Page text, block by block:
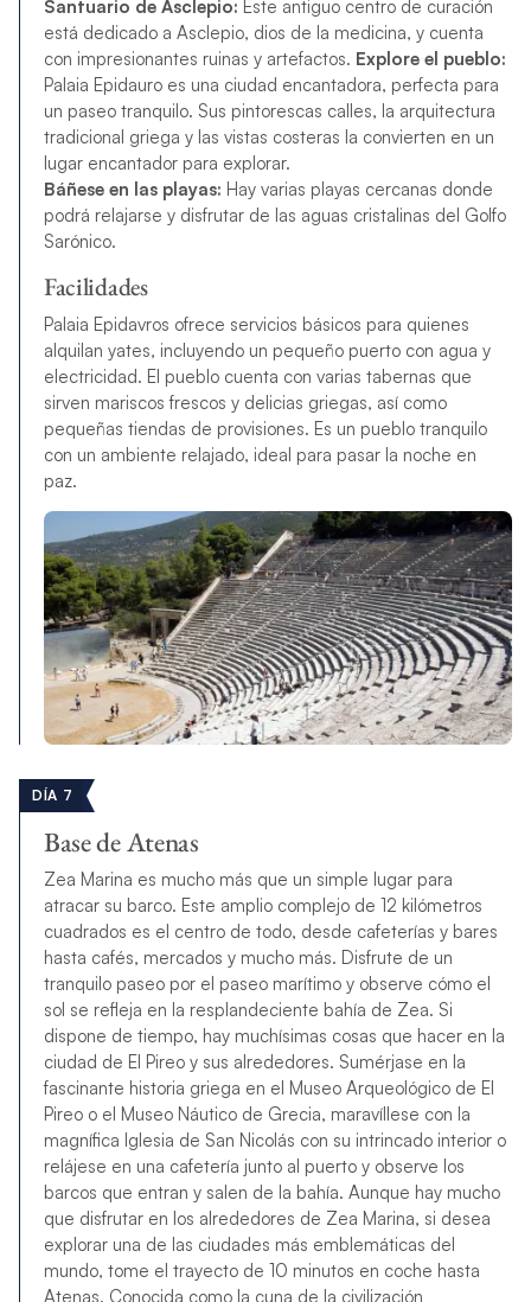
Santuario de Asclepio: Este antiguo centro de curación
está dedicado a Asclepio, dios de la medicina, y cuenta
con impresionantes ruinas y artefactos. Explore el pueblo:
Palaia Epidauro es una ciudad encantadora, perfecta para
un paseo tranquilo. Sus pintorescas calles, la arquitectura
tradicional griega y las vistas costeras la convierten en un
lugar encantador para explorar.
Báñese en las playas: Hay varias playas cercanas donde
podrá relajarse y disfrutar de las aguas cristalinas del Golfo
Sarónico.
Facilidades
Palaia Epidavros ofrece servicios básicos para quienes
alquilan yates, incluyendo un pequeño puerto con agua y
electricidad. El pueblo cuenta con varias tabernas que
sirven mariscos frescos y delicias griegas, así como
pequeñas tiendas de provisiones. Es un pueblo tranquilo
con un ambiente relajado, ideal para pasar la noche en
paz.
DÍA 7
Base de Atenas
Zea Marina es mucho más que un simple lugar para
atracar su barco. Este amplio complejo de 12 kilómetros
cuadrados es el centro de todo, desde cafeterías y bares
hasta cafés, mercados y mucho más. Disfrute de un
tranquilo paseo por el paseo marítimo y observe cómo el
sol se refleja en la resplandeciente bahía de Zea. Si
dispone de tiempo, hay muchísimas cosas que hacer en la
ciudad de El Pireo y sus alrededores. Sumérjase en la
fascinante historia griega en el Museo Arqueológico de El
Pireo o el Museo Náutico de Grecia, maravíllese con la
magnífica Iglesia de San Nicolás con su intrincado interior o
relájese en una cafetería junto al puerto y observe los
barcos que entran y salen de la bahía. Aunque hay mucho
que disfrutar en los alrededores de Zea Marina, si desea
explorar una de las ciudades más emblemáticas del
mundo, tome el trayecto de 10 minutos en coche hasta
Atenas. Conocida como la cuna de la civilización